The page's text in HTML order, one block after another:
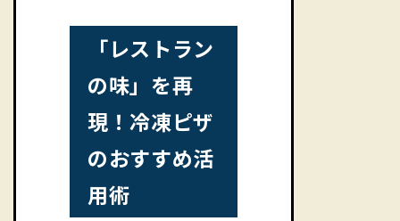
「レストラン
の味」を再
現！冷凍ピザ
のおすすめ活
用術